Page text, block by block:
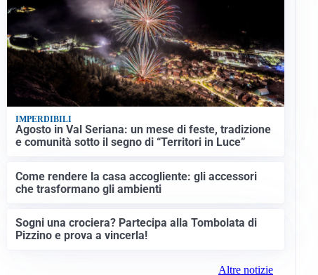
IMPERDIBILI
Agosto in Val Seriana: un mese di feste, tradizione
e comunità sotto il segno di “Territori in Luce”
Come rendere la casa accogliente: gli accessori
che trasformano gli ambienti
Sogni una crociera? Partecipa alla Tombolata di
Pizzino e prova a vincerla!
Altre notizie